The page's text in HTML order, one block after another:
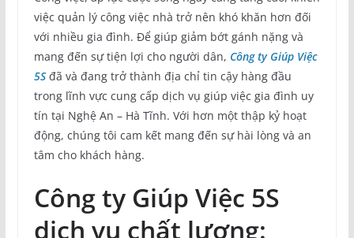
việc quản lý công việc nhà trở nên khó khăn hơn đối
với nhiều gia đình. Để giúp giảm bớt gánh nặng và
mang đến sự tiện lợi cho người dân, Công ty Giúp Việc
5Sđã và đang trở thành địa chỉ tin cậy hàng đầu
trong lĩnh vực cung cấp dịch vụ giúp việc gia đình uy
tín tại Nghệ An – Hà Tĩnh. Với hơn một thập kỷ hoạt
động, chúng tôi cam kết mang đến sự hài lòng và an
tâm cho khách hàng.
Công ty Giúp Việc 5S
dịch vụ chất lượng: